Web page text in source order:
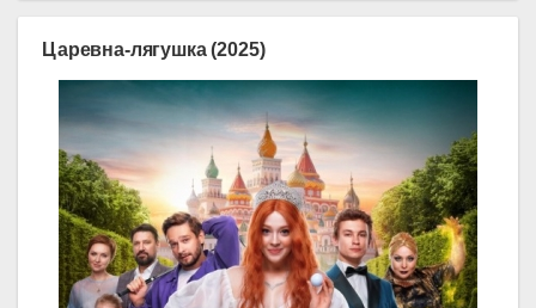
Царевна-лягушка (2025)